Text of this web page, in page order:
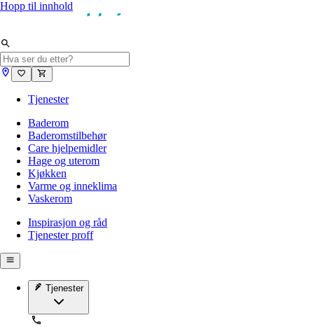
Hopp til innhold
Tjenester
Baderom
Baderomstilbehør
Care hjelpemidler
Hage og uterom
Kjøkken
Varme og inneklima
Vaskerom
Inspirasjon og råd
Tjenester proff
Tjenester